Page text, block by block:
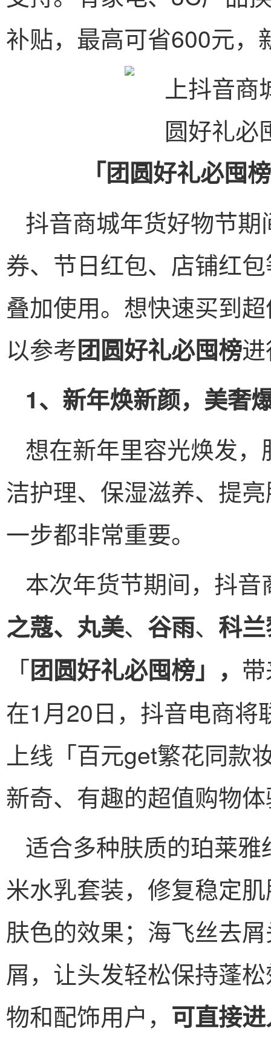
补贴，最高可省600元，
「团圆好礼必囤
抖音商城年货好物节
券、节日红包、店铺红
叠加使用。想快速买到
以参考团圆好礼必囤榜
1、新年焕新颜，美奢
想在新年里容光焕发，
洁护理、保湿滋养、提
一步都非常重要。
本次年货节期间，抖音
之蔻、丸美、 谷雨、 科
「团圆好礼必囤榜」，
在1月20日，抖音电商将
上线「百元get繁花同款
新奇、有趣的超值购物
适合多种肤质的珀莱
米水乳套装，修复稳定
肤色的效果；海飞丝去
屑，让头发轻松保持蓬
物和配饰用户， 可直接